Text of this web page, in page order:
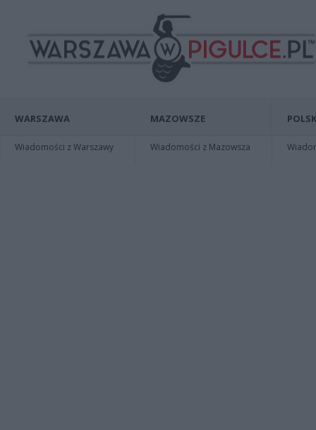
WARSZAWA
Wiadomości z Warszawy
MAZOWSZE
Wiadomości z Mazowsza